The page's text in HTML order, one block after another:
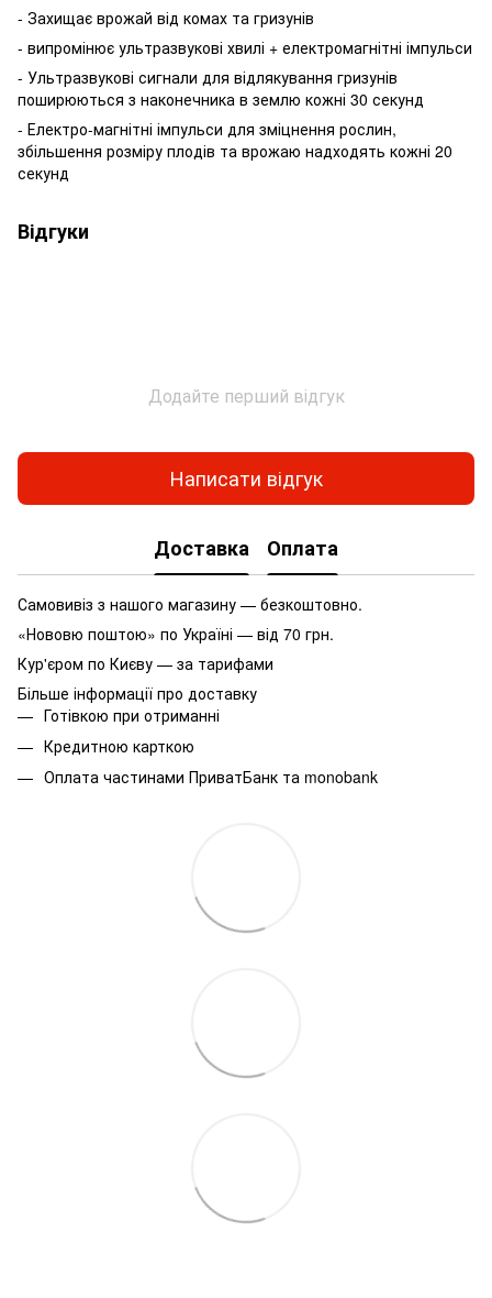
- Захищає врожай від комах та гризунів
- випромінює ультразвукові хвилі + електромагнітні імпульси
- Ультразвукові сигнали для відлякування гризунів
поширюються з наконечника в землю кожні 30 секунд
- Електро-магнітні імпульси для зміцнення рослин,
збільшення розміру плодів та врожаю надходять кожні 20
секунд
Відгуки
Додайте перший відгук
Написати відгук
Доставка Оплата
Самовивіз з нашого магазину — безкоштовно.
«Нововю поштою» по Україні — від 70 грн.
Кур'єром по Києву — за тарифами
Більше інформації про доставку
Готівкою при отриманні
Кредитною карткою
Оплата частинами ПриватБанк та monobank